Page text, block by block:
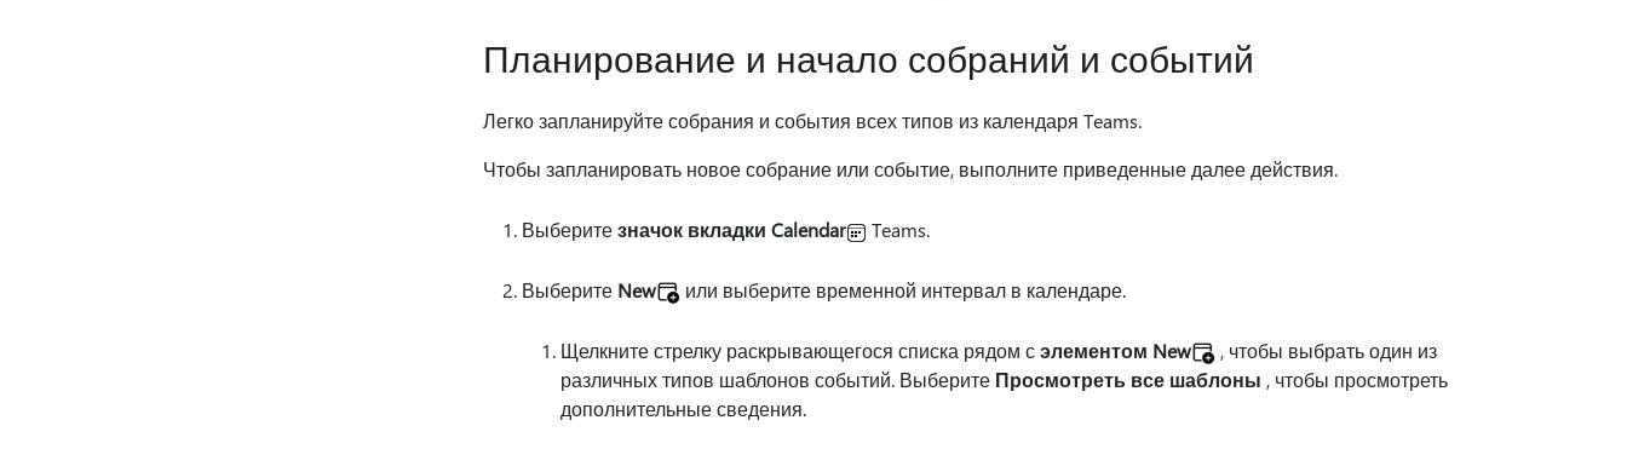
Планирование и начало собраний и событий
Легко запланируйте собрания и события всех типов из календаря Teams.
Чтобы запланировать новое собрание или событие, выполните приведенные далее действия.
Выберитезначок вкладки Calendar Teams.
Выберите New или выберите временной интервал в календаре.
Щелкните стрелку раскрывающегося списка рядом сэлементом New
, чтобы выбрать один из
различных типов шаблонов событий. Выберите Просмотреть все шаблоны , чтобы просмотреть
дополнительные сведения.